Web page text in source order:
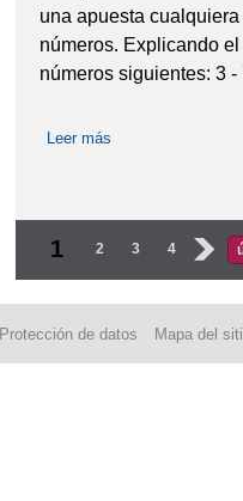
una apuesta
números. Explicando
números siguientes: 3 -
Leer más
Páginas
1 2 3 4 ›
Protección de datos Mapa del